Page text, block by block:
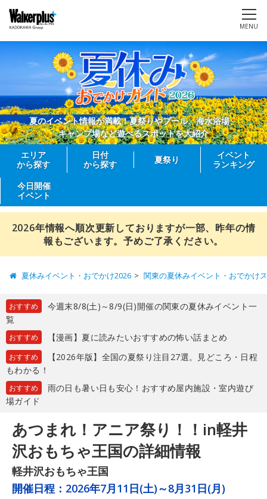
MENU
夏のイベント情報が満載！夏祭りやプール、海水浴場、
キャンプ場など遊べるスポットを大紹介
エリア
から探す
日付
から探す
夏祭り
イベント
ランキング
今日開催
イベント
2026年情報へ順次更新しておりますが一部、昨年の情
報もございます。予めご了承ください。
夏休みイベント・おでかけ2026 関東の夏休みイベント・おでかけ
おすすめ
今週末8/8(土)～8/9(日)開催の関東の夏休みイベント一
覧
おすすめ 【漫画】夏に読みたいおすすめの怖い話まとめ
おすすめ
【2026年版】全国の夏祭り注目27選。見どころ・日程
もわかる！
おすすめ
雨の日も暑い日も安心！おすすめ屋内施設・室内遊び
場ガイド
あつまれ！アニア祭り！！in軽井
沢おもちゃ王国の詳細情報
軽井沢おもちゃ王国
開催日程： 2026年7月11日(土)～8月31日(月)